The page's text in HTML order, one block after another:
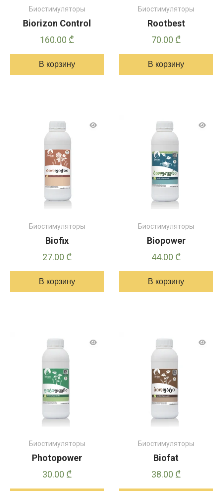
Биостимуляторы
Biorizon Control
160.00 ₾
В корзину
Биостимуляторы
Rootbest
70.00 ₾
В корзину
Биостимуляторы
Biofix
27.00 ₾
В корзину
Биостимуляторы
Biopower
44.00 ₾
В корзину
Биостимуляторы
Photopower
30.00 ₾
Биостимуляторы
Biofat
38.00 ₾